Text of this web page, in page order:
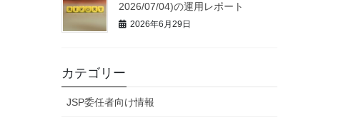
2026/07/04)の運用レポート
2026年6月29日
カテゴリー
JSP委任者向け情報